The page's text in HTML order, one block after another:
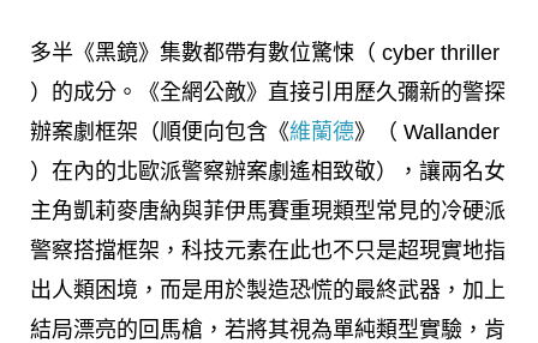
多半《黑鏡》集數都帶有數位驚悚（ cyber thriller
）的成分。《全網公敵》直接引用歷久彌新的警探
辦案劇框架（順便向包含《維蘭德》（ Wallander
）在內的北歐派警察辦案劇遙相致敬），讓兩名女
主角凱莉麥唐納與菲伊馬賽重現類型常見的冷硬派
警察搭擋框架，科技元素在此也不只是超現實地指
出人類困境，而是用於製造恐慌的最終武器，加上
結局漂亮的回馬槍，若將其視為單純類型實驗，肯